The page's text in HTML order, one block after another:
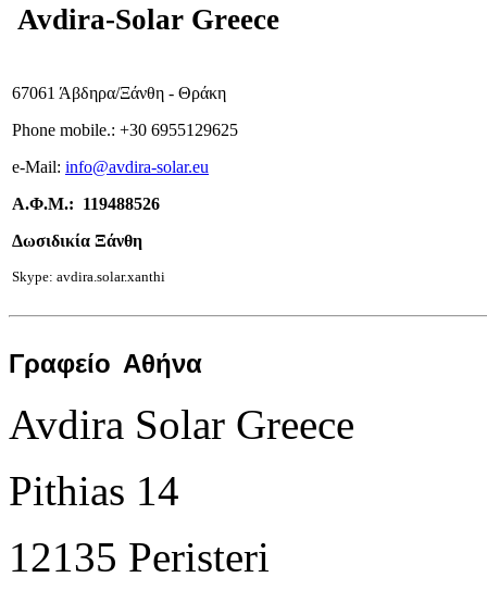
Avdira-Solar Greece
67061 Άβδηρα/Ξάνθη - Θράκη
Phone mobile.: +30 6955129625
e-Mail: info@avdira-solar.eu
Α.Φ.Μ.: 119488526
Δωσιδικία Ξάνθη
Skype: avdira.solar.xanthi
Γραφείο Αθήνα
Avdira Solar Greece
Pithias 14
12135 Peristeri